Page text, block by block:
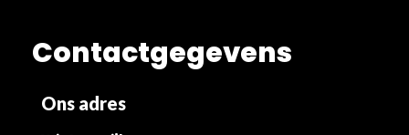
Contactgegevens
Ons adres